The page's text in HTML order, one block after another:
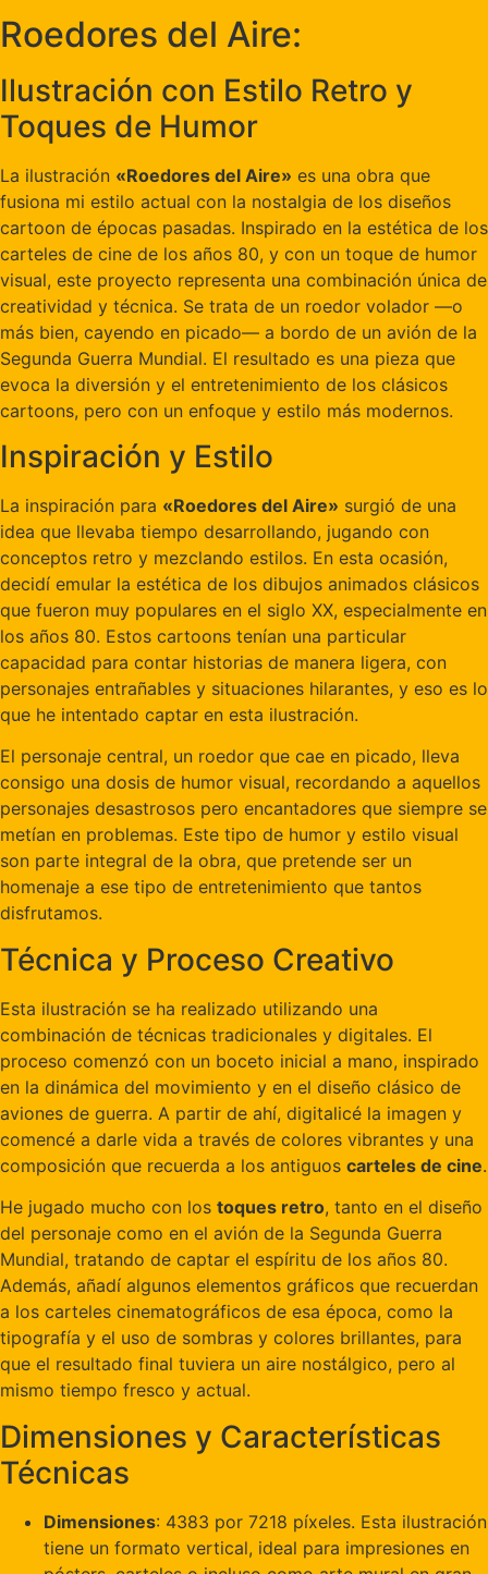
Roedores del Aire:
Ilustración con Estilo Retro y
Toques de Humor
La ilustración «Roedores del Aire» es una obra que
fusiona mi estilo actual con la nostalgia de los diseños
cartoon de épocas pasadas. Inspirado en la estética de los
carteles de cine de los años 80, y con un toque de humor
visual, este proyecto representa una combinación única de
creatividad y técnica. Se trata de un roedor volador —o
más bien, cayendo en picado— a bordo de un avión de la
Segunda Guerra Mundial. El resultado es una pieza que
evoca la diversión y el entretenimiento de los clásicos
cartoons, pero con un enfoque y estilo más modernos.
Inspiración y Estilo
La inspiración para «Roedores del Aire» surgió de una
idea que llevaba tiempo desarrollando, jugando con
conceptos retro y mezclando estilos. En esta ocasión,
decidí emular la estética de los dibujos animados clásicos
que fueron muy populares en el siglo XX, especialmente en
los años 80. Estos cartoons tenían una particular
capacidad para contar historias de manera ligera, con
personajes entrañables y situaciones hilarantes, y eso es lo
que he intentado captar en esta ilustración.
El personaje central, un roedor que cae en picado, lleva
consigo una dosis de humor visual, recordando a aquellos
personajes desastrosos pero encantadores que siempre se
metían en problemas. Este tipo de humor y estilo visual
son parte integral de la obra, que pretende ser un
homenaje a ese tipo de entretenimiento que tantos
disfrutamos.
Técnica y Proceso Creativo
Esta ilustración se ha realizado utilizando una
combinación de técnicas tradicionales y digitales. El
proceso comenzó con un boceto inicial a mano, inspirado
en la dinámica del movimiento y en el diseño clásico de
aviones de guerra. A partir de ahí, digitalicé la imagen y
comencé a darle vida a través de colores vibrantes y una
composición que recuerda a los antiguos carteles de cine.
He jugado mucho con los toques retro, tanto en el diseño
del personaje como en el avión de la Segunda Guerra
Mundial, tratando de captar el espíritu de los años 80.
Además, añadí algunos elementos gráficos que recuerdan
a los carteles cinematográficos de esa época, como la
tipografía y el uso de sombras y colores brillantes, para
que el resultado final tuviera un aire nostálgico, pero al
mismo tiempo fresco y actual.
Dimensiones y Características
Técnicas
Dimensiones: 4383 por 7218 píxeles. Esta ilustración
tiene un formato vertical, ideal para impresiones en